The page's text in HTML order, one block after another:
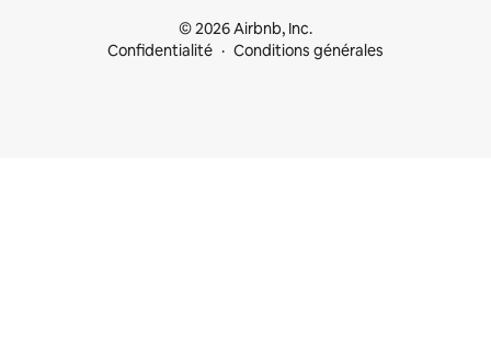
© 2026 Airbnb, Inc.
Confidentialité
Conditions générales